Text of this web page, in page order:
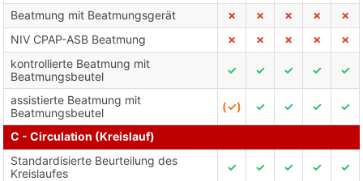
Beatmung mit Beatmungsgerät
✗ ✗ ✗ ✗
✗
NIV CPAP-ASB Beatmung
✗ ✗ ✗ ✗
✗
kontrollierte Beatmung mit
Beatmungsbeutel
✓ ✓ ✓ ✓ ✓
assistierte Beatmung mit
Beatmungsbeutel
(✓) ✓ ✓ ✓ ✓
C - Circulation (Kreislauf)
Standardisierte Beurteilung des
Kreislaufes
✓ ✓ ✓ ✓ ✓